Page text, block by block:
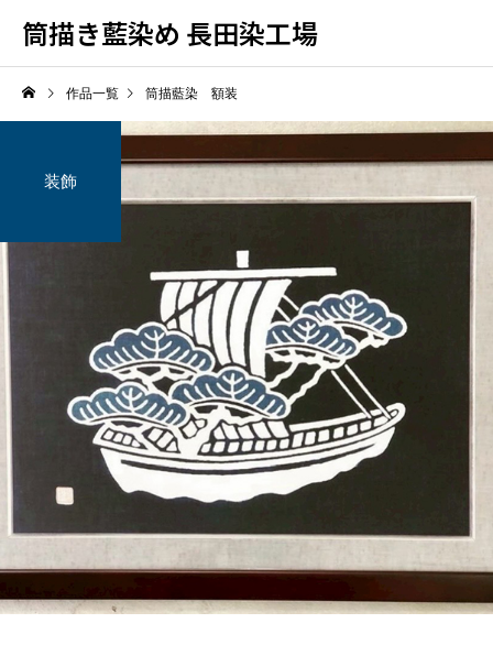
筒描き藍染め 長田染工場
作品一覧 筒描藍染 額装
装飾